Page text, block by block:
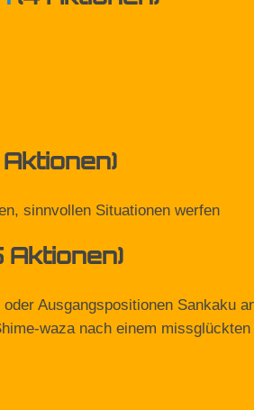
sinnvollen Situationen werfen
Aktionen)
Ausgangspositionen Sankaku
waza nach einem